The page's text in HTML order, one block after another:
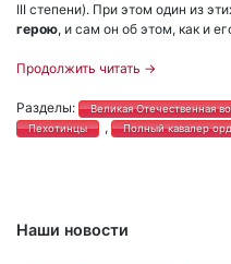
III степени). При этом один из
герою, и сам он об этом, как и
Продолжить читать →
Разделы: Великая Отечественная
Пехотинцы , Полный кавалер
Наши новости